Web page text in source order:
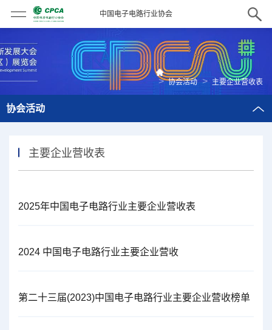
中国电子电路行业协会
> 协会活动 > 主要企业营收表
协会活动
主要企业营收表
2025年中国电子电路行业主要企业营收表
2024 中国电子电路行业主要企业营收
第二十三届(2023)中国电子电路行业主要企业营收榜单